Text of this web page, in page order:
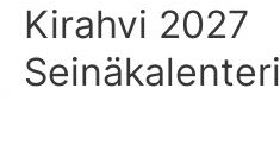
Kirahvi 2027
Seinäkalenteri